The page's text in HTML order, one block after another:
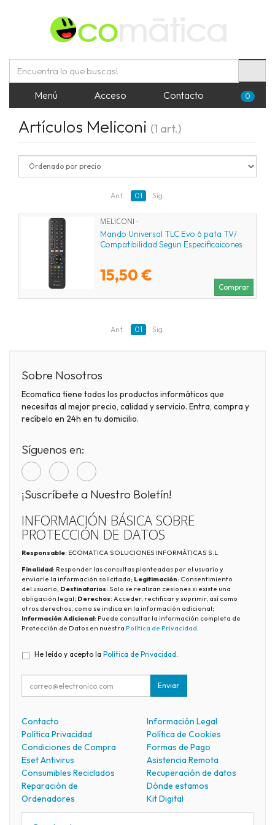
Menú Acceso Contacto 0
Artículos Meliconi (1 art.)
Ant. 01 Sig.
MELICONI -
Mando Universal TLC Evo 6 pata TV/
Compatibilidad Segun Especificaicones
15,50 €
Comprar
Ant. 01 Sig.
Sobre Nosotros
Ecomatica tiene todos los productos informáticos que
necesitas al mejor precio, calidad y servicio. Entra, compra y
recíbelo en 24h en tu domicilio.
Síguenos en:
¡Suscríbete a Nuestro Boletín!
INFORMACIÓN BÁSICA SOBRE
PROTECCIÓN DE DATOS
Responsable: ECOMATICA SOLUCIONES INFORMÁTICAS S.L
Finalidad: Responder las consultas planteadas por el usuario y
enviarle la información solicitada; Legitimación: Consentimiento
del usuario; Destinatarios: Solo se realizan cesiones si existe una
obligación legal; Derechos: Acceder, rectificar y suprimir, así como
otros derechos, como se indica en la información adicional;
Información Adicional: Puede consultar la información completa de
Protección de Datos en nuestra Política de Privacidad.
He leído y acepto la Política de Privacidad.
Enviar
Contacto
Información Legal
Política Privacidad
Política de Cookies
Condiciones de Compra
Formas de Pago
Eset Antivirus
Asistencia Remota
Consumibles Reciclados
Recuperación de datos
Reparación de
Ordenadores
Dónde estamos
Kit Digital